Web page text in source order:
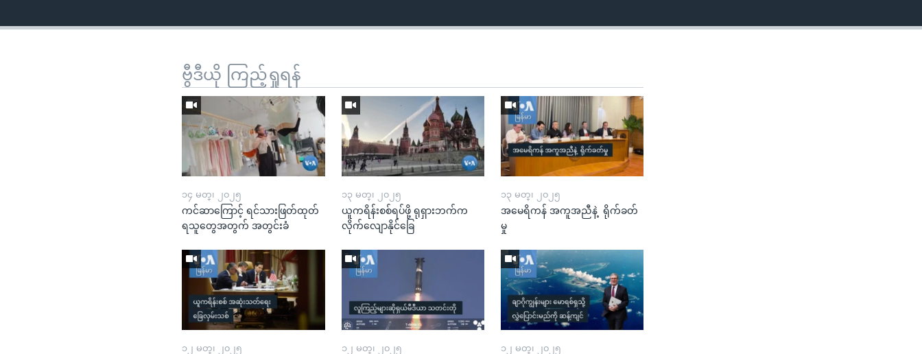
ဗွီဒီယို ကြည့်ရှုရန်
၁၄ မတ္၊ ၂၀၂၅
ကင်ဆာကြောင့် ရင်သားဖြတ်ထုတ်
ရသူတွေအတွက် အတွင်းခံ
၁၃ မတ္၊ ၂၀၂၅
ယူကရိန်းစစ်ရပ်ဖို့ ရုရှားဘက်က
လိုက်လျောနိုင်ခြေ
၁၃ မတ္၊ ၂၀၂၅
အမေရိကန် အကူအညီနဲ့ ရိုက်ခတ်
မှု
၁၂ မတ္၊ ၂၀၂၅ ၁၂ မတ္၊ ၂၀၂၅ ၁၂ မတ္၊ ၂၀၂၅